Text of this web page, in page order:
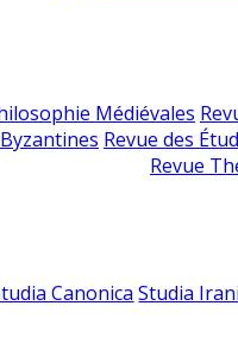
Médiévales
Revue des
Revue
Canonica Studia